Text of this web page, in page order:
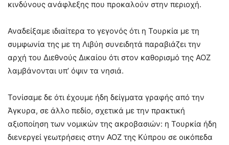
κινδύνους ανάφλεξης που προκαλούν στην περιοχή.
Αναδείξαμε ιδιαίτερα το γεγονός ότι η Τουρκία με τη
συμφωνία της με τη Λιβύη συνειδητά παραβιάζει την
αρχή του Διεθνούς Δικαίου ότι στον καθορισμό της ΑΟΖ
λαμβάνονται υπ’ όψιν τα νησιά.
Τονίσαμε δε ότι έχουμε ήδη δείγματα γραφής από την
Άγκυρα, σε άλλο πεδίο, σχετικά με την πρακτική
αξιοποίηση των νομικών της ακροβασιών: η Τουρκία ήδη
διενεργεί γεωτρήσεις στην ΑΟΖ της Κύπρου σε οικόπεδα